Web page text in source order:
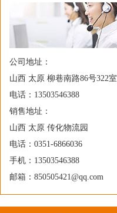
公司地址：
山西 太原 柳巷南路86号322室
电话：13503546388
销售地址：
山西 太原 传化物流园
电话：0351-6866036
手机：13503546388
邮箱：850505421@qq.com